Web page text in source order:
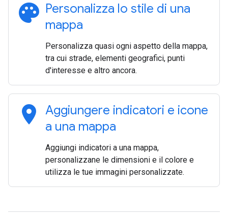
palette Personalizza lo stile di una
mappa
Personalizza quasi ogni aspetto della mappa,
tra cui strade, elementi geografici, punti
d'interesse e altro ancora.
location_on Aggiungere indicatori e icone
a una mappa
Aggiungi indicatori a una mappa,
personalizzane le dimensioni e il colore e
utilizza le tue immagini personalizzate.